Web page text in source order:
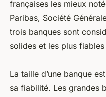
françaises les mieux
Paribas, Société
trois banques sont
solides et les plus
La taille d’une banque
sa fiabilité. Les grandes